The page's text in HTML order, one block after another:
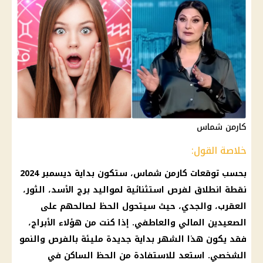
كارمن شماس
خلاصة القول:
بحسب توقعات كارمن شماس، ستكون بداية ديسمبر 2024
نقطة انطلاق لفرص استثنائية لمواليد برج الأسد، الثور،
العقرب، والجدي، حيث سيتحول الحظ لصالحهم على
الصعيدين المالي والعاطفي. إذا كنت من هؤلاء الأبراج،
فقد يكون هذا الشهر بداية جديدة مليئة بالفرص والنمو
الشخصي. استعد للاستفادة من الحظ الساكن في